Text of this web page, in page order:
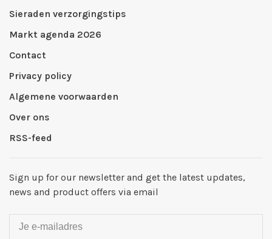
Sieraden verzorgingstips
Markt agenda 2026
Contact
Privacy policy
Algemene voorwaarden
Over ons
RSS-feed
Sign up for our newsletter and get the latest updates,
news and product offers via email